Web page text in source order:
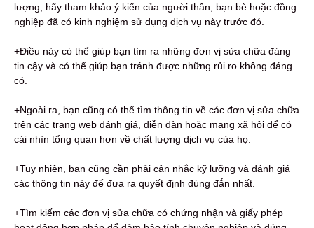
lượng, hãy tham khảo ý kiến ​​của người thân, bạn bè hoặc đồng
nghiệp đã có kinh nghiệm sử dụng dịch vụ này trước đó.
+Điều này có thể giúp bạn tìm ra những đơn vị sửa chữa đáng
tin cậy và có thể giúp bạn tránh được những rủi ro không đáng
có.
+Ngoài ra, bạn cũng có thể tìm thông tin về các đơn vị sửa chữa
trên các trang web đánh giá, diễn đàn hoặc mạng xã hội để có
cái nhìn tổng quan hơn về chất lượng dịch vụ của họ.
+Tuy nhiên, bạn cũng cần phải cân nhắc kỹ lưỡng và đánh giá
các thông tin này để đưa ra quyết định đúng đắn nhất.
+Tìm kiếm các đơn vị sửa chữa có chứng nhận và giấy phép